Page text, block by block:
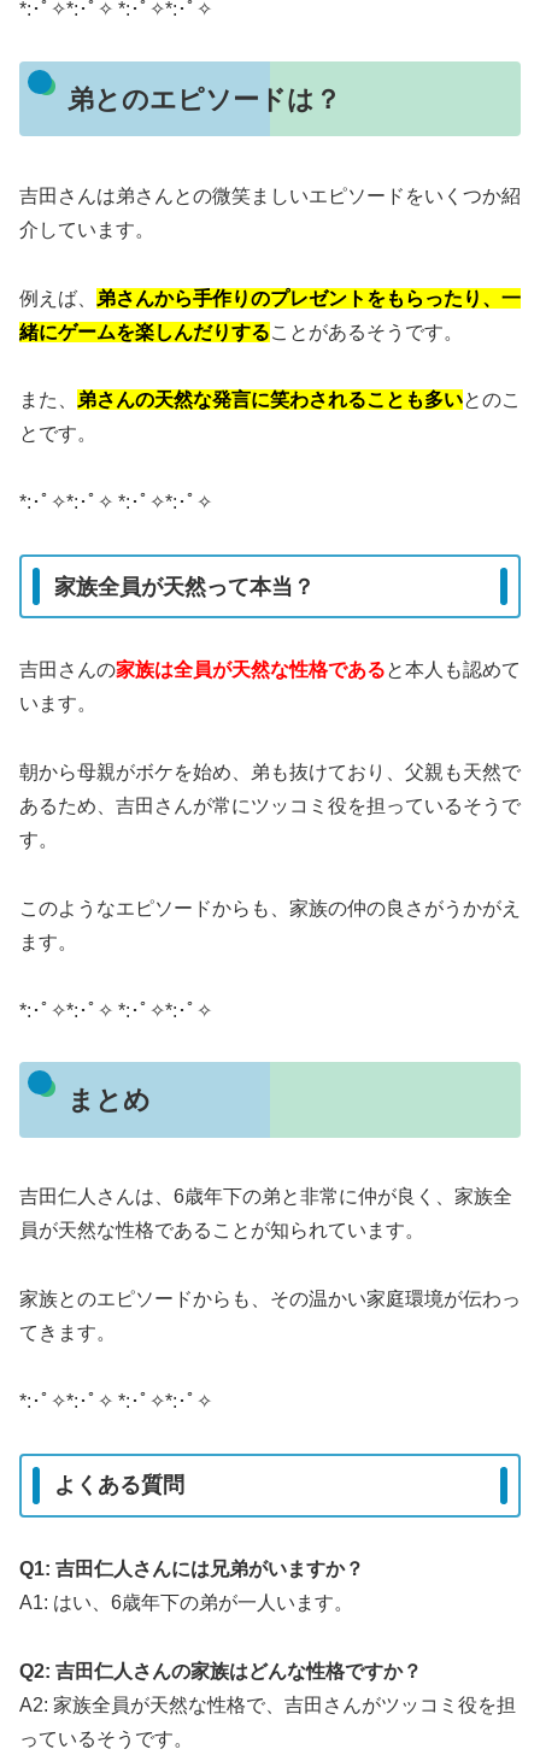
*:･ﾟ✧*:･ﾟ✧ *:･ﾟ✧*:･ﾟ✧
弟とのエピソードは？
吉田さんは弟さんとの微笑ましいエピソードをいくつか紹
介しています。
例えば、
弟さんから手作りのプレゼントをもらったり、一
緒にゲームを楽しんだりすることがあるそうです。
また、 弟さんの天然な発言に笑わされることも多いとのこ
とです。
​*:･ﾟ✧*:･ﾟ✧ *:･ﾟ✧*:･ﾟ✧
家族全員が天然って本当？
吉田さんの家族は全員が天然な性格であると本人も認めて
います。
朝から母親がボケを始め、弟も抜けており、父親も天然で
あるため、吉田さんが常にツッコミ役を担っているそうで
す。
このようなエピソードからも、家族の仲の良さがうかがえ
ます。
​*:･ﾟ✧*:･ﾟ✧ *:･ﾟ✧*:･ﾟ✧
まとめ
吉田仁人さんは、6歳年下の弟と非常に仲が良く、家族全
員が天然な性格であることが知られています。
家族とのエピソードからも、その温かい家庭環境が伝わっ
てきます。
*:･ﾟ✧*:･ﾟ✧ *:･ﾟ✧*:･ﾟ✧
よくある質問
Q1: 吉田仁人さんには兄弟がいますか？
A1: はい、6歳年下の弟が一人います。
Q2: 吉田仁人さんの家族はどんな性格ですか？
A2: 家族全員が天然な性格で、吉田さんがツッコミ役を担
っているそうです。